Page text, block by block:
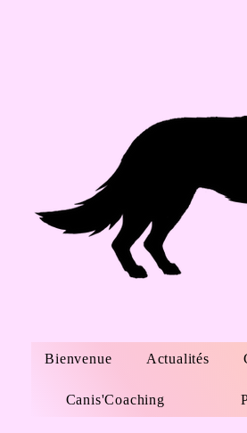
Bienvenue Actualités
Canis'Coaching